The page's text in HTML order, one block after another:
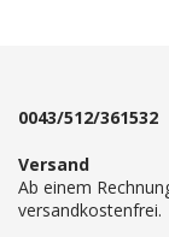
0043/512/361532
Versand
Ab einem
versandkostenfrei.